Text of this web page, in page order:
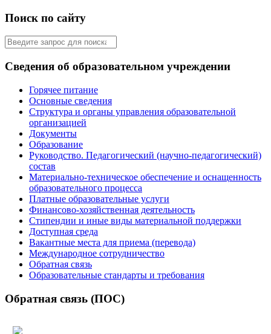
Поиск по сайту
Сведения об образовательном учреждении
Горячее питание
Основные сведения
Структура и органы управления образовательной
организацией
Документы
Образование
Руководство. Педагогический (научно-педагогический)
состав
Материально-техническое обеспечение и оснащенность
образовательного процесса
Платные образовательные услуги
Финансово-хозяйственная деятельность
Стипендии и иные виды материальной поддержки
Доступная среда
Вакантные места для приема (перевода)
Международное сотрудничество
Обратная связь
Образовательные стандарты и требования
Обратная связь (ПОС)